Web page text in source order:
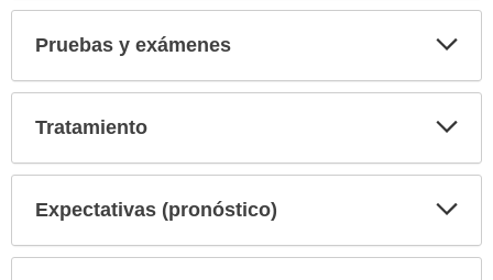
Pruebas y exámenes
Tratamiento
Expectativas (pronóstico)